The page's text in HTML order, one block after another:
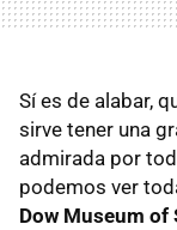
Sí es de alabar,
sirve tener una
admirada por
podemos ver
Dow Museum of